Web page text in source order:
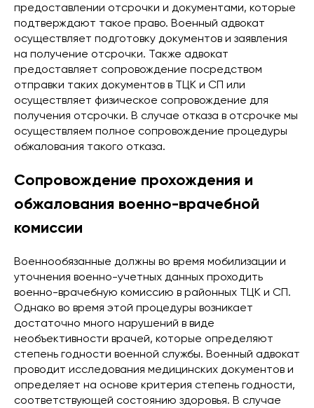
предоставлении отсрочки и документами, которые
подтверждают такое право. Военный адвокат
осуществляет подготовку документов и заявления
на получение отсрочки. Также адвокат
предоставляет сопровождение посредством
отправки таких документов в ТЦК и СП или
осуществляет физическое сопровождение для
получения отсрочки. В случае отказа в отсрочке мы
осуществляем полное сопровождение процедуры
обжалования такого отказа.
Сопровождение прохождения и
обжалования военно-врачебной
комиссии
Военнообязанные должны во время мобилизации и
уточнения военно-учетных данных проходить
военно-врачебную комиссию в районных ТЦК и СП.
Однако во время этой процедуры возникает
достаточно много нарушений в виде
необъективности врачей, которые определяют
степень годности военной службы. Военный адвокат
проводит исследования медицинских документов и
определяет на основе критерия степень годности,
соответствующей состоянию здоровья. В случае